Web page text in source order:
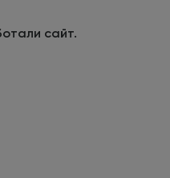
сайт.